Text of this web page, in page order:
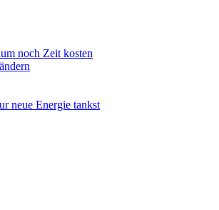
noch Zeit kosten
neue Energie tankst